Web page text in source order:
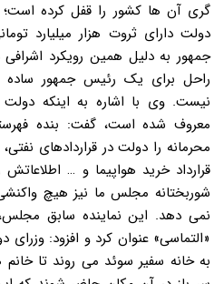
گری آن ها کشور را قفل کرده
دولت دارای ثروت هزار میلیارد
جمهور به دلیل همین رویکرد
راحل برای یک رئیس جمهور
نیست. وی با اشاره به اینکه
محرمانه را دولت در قراردادهای
قرارداد خرید هواپیما و … اطلاعاتش
شوربختانه مجلس ما نیز هیچ
نمی دهد. این نماینده سابق
«التماسی» عنوان کرد و افزود: وزرای
به خانه سفیر سوئد می روند تا